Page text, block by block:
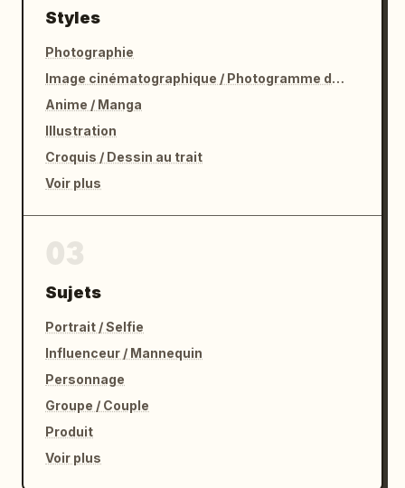
"ratio": "9:16"
Styles
Photographie
Image cinématographique / Photogramme de film
Anime / Manga
Illustration
Croquis / Dessin au trait
Voir plus
Sujets
Portrait / Selfie
Influenceur / Mannequin
Personnage
Groupe / Couple
Produit
Voir plus